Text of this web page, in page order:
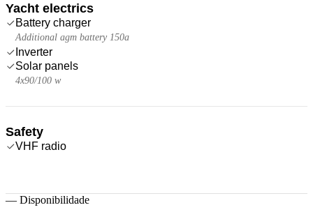
Yacht electrics
Battery charger
Additional agm battery 150a
Inverter
Solar panels
4x90/100 w
Safety
VHF radio
— Disponibilidade